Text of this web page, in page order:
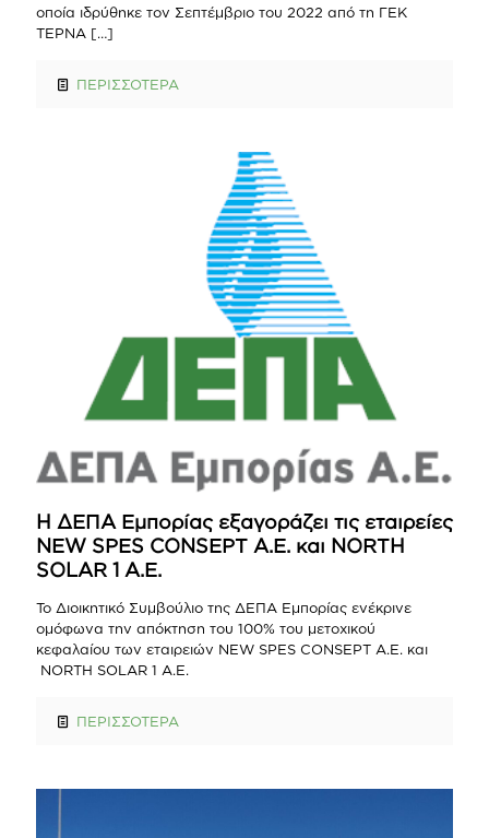
οποία ιδρύθηκε τον Σεπτέμβριο του 2022 από τη ΓΕΚ
ΤΕΡΝΑ […]
ΠΕΡΙΣΣΟΤΕΡΑ
Η ΔΕΠΑ Εμπορίας εξαγοράζει τις εταιρείες
NEW SPES CONSEPT A.E. και NORTH
SOLAR 1 A.E.
Το Διοικητικό Συμβούλιο της ΔΕΠΑ Εμπορίας ενέκρινε
ομόφωνα την απόκτηση του 100% του μετοχικού
κεφαλαίου των εταιρειών NEW SPES CONSEPT A.E. και
NORTH SOLAR 1 Α.Ε.
ΠΕΡΙΣΣΟΤΕΡΑ